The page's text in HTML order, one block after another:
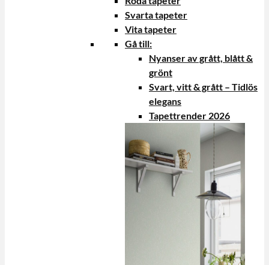
Svarta tapeter
Vita tapeter
Gå till:
Nyanser av grått, blått &
grönt
Svart, vitt & grått – Tidlös
elegans
Tapettrender 2026